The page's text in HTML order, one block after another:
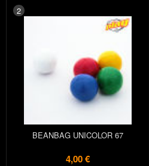
2
BEANBAG UNICOLOR 67
4,00 €